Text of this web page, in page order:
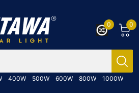
400W 500W 600W 800W 1000W
0
0